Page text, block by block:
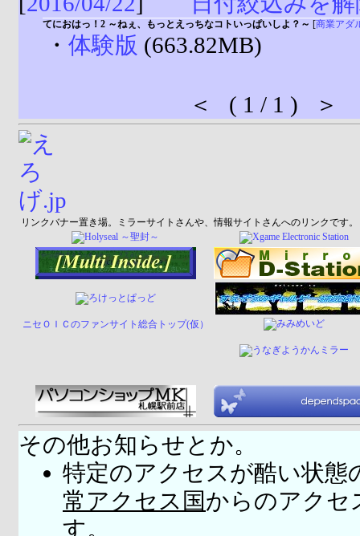
てにおはっ！2 ～ねぇ、もっとえっちなコトいっぱいしよ？～ [商業アダ
・ 体験版 (663.82MB)
＜ ( 1 / 1 ) ＞
リンクバナー置き場。ミラーサイトさんや、情報サイトさんへのリンクです。
ニセＯＩＣのファンサイト総合トップ(仮）
その他お知らせとか。
特定のアクセスが酷い状態
常アクセス国からのアクセ
す。